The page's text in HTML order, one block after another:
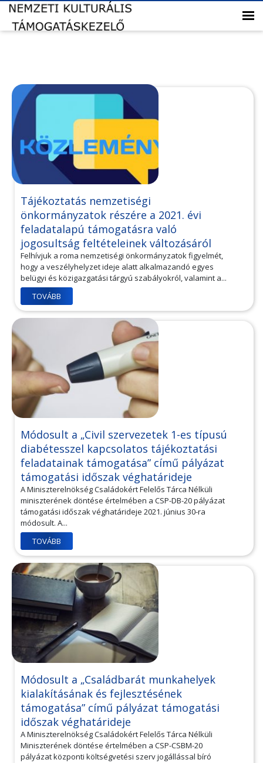
Tájékoztatás nemzetiségi
önkormányzatok részére a 2021. évi
feladatalapú támogatásra való
jogosultság feltételeinek változásáról
Felhívjuk a roma nemzetiségi önkormányzatok figyelmét,
hogy a veszélyhelyzet ideje alatt alkalmazandó egyes
belügyi és közigazgatási tárgyú szabályokról, valamint a...
TOVÁBB
Módosult a „Civil szervezetek 1-es típusú
diabétesszel kapcsolatos tájékoztatási
feladatainak támogatása” című pályázat
támogatási időszak véghatárideje
A Miniszterelnökség Családokért Felelős Tárca Nélküli
miniszterének döntése értelmében a CSP-DB-20 pályázat
támogatási időszak véghatárideje 2021. június 30-ra
módosult. A...
TOVÁBB
Módosult a „Családbarát munkahelyek
kialakításának és fejlesztésének
támogatása” című pályázat támogatási
időszak véghatárideje
A Miniszterelnökség Családokért Felelős Tárca Nélküli
Miniszterének döntése értelmében a CSP-CSBM-20
pályázat központi költségvetési szerv jogállással bíró